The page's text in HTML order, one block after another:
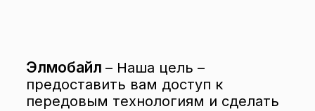
Элмобайл– Наша цель –
предоставить вам доступ к
передовым технологиям и сделать